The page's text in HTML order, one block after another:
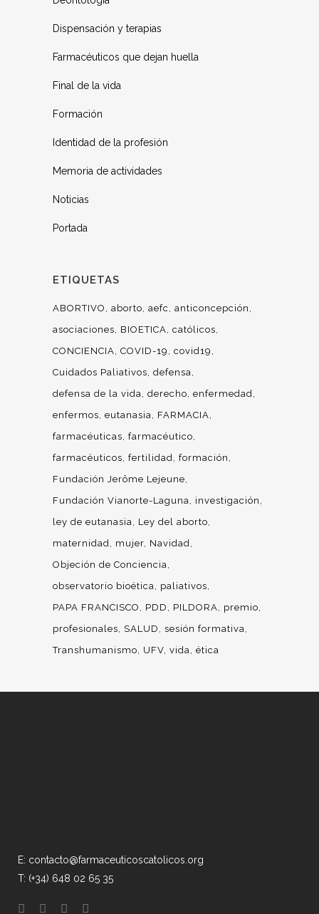
Dispensación y terapias
Farmacéuticos que dejan huella
Final de la vida
Formación
Identidad de la profesión
Memoria de actividades
Noticias
Portada
ETIQUETAS
ABORTIVO aborto aefc
anticoncepción
asociaciones
BIOETICA católicos
CONCIENCIA COVID-19
covid19
Cuidados Paliativos defensa
defensa de la vida derecho enfermedad
enfermos eutanasia
FARMACIA
farmacéuticas farmacéutico
farmacéuticos fertilidad formación
Fundación Jerôme Lejeune
Fundación Vianorte-Laguna
investigación
ley de eutanasia
Ley del aborto
maternidad
mujer Navidad
Objeción de Conciencia
observatorio bioética
paliativos
PAPA FRANCISCO
PDD PILDORA
premio
profesionales
SALUD
sesión formativa
Transhumanismo
UFV vida ética
E: contacto@farmaceuticoscatolicos.org
T: (+34) 648 02 65 35